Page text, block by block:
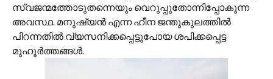
സ്വജന്മത്തോടുതന്നെയും വെറുപ്പുതോന്നിപ്പോകുന്ന
അവസ്ഥ. മനുഷ്യന്‍ എന്ന ഹീന ജന്തുകുലത്തില്‍
പിറന്നതില്‍ വ്യസനിക്കപ്പെട്ടുപോയ ശപിക്കപ്പെട്ട
മുഹൂര്‍ത്തങ്ങള്‍.